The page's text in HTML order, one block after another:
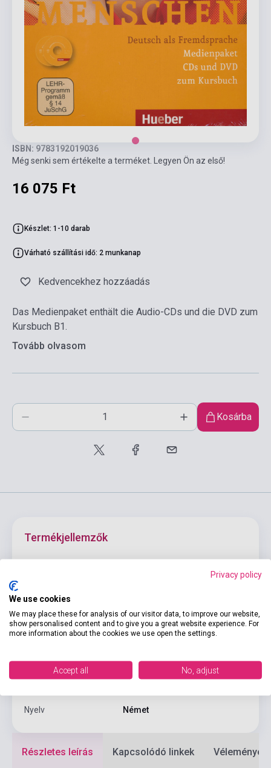
ISBN: 9783192019036
Még senki sem értékelte a terméket. Legyen Ön az első!
16 075 Ft
Készlet: 1-10 darab
Várható szállítási idő: 2 munkanap
Kedvencekhez hozzáadás
Das Medienpaket enthält die Audio-CDs und die DVD zum
Kursbuch B1.
Tovább olvasom
Kosárba
Termékjellemzők
Szerző
Charlotte Habersack, Angela
Pude
Kiadási év 2014
Nyelv Német
Részletes leírás Kapcsolódó linkek Vélemények
Privacy policy
We use cookies
We may place these for analysis of our visitor data, to improve our website,
show personalised content and to give you a great website experience. For
more information about the cookies we use open the settings.
Accept all No, adjust